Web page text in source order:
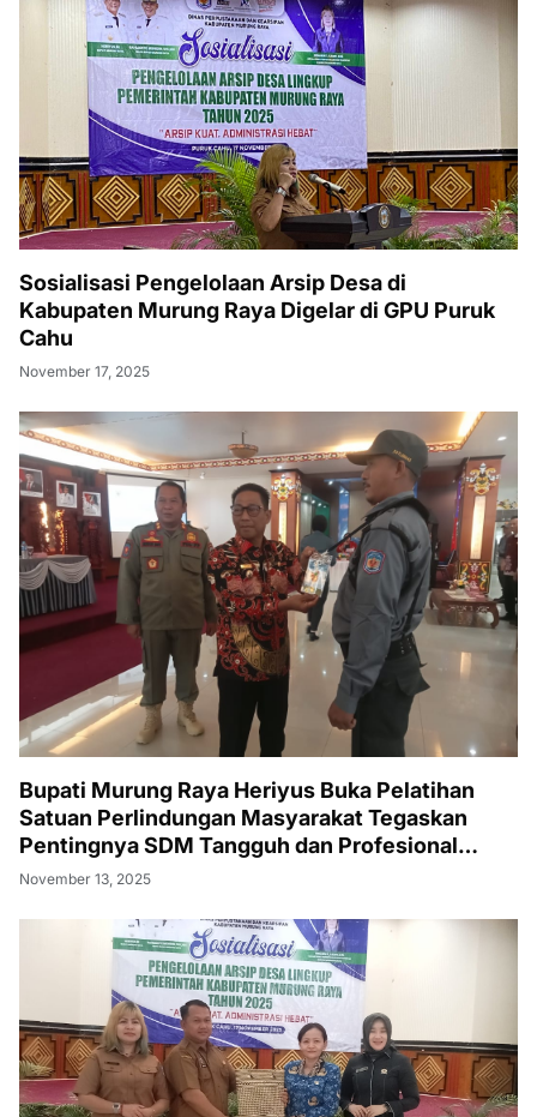
Sosialisasi Pengelolaan Arsip Desa di
Kabupaten Murung Raya Digelar di GPU Puruk
Cahu
November 17, 2025
Bupati Murung Raya Heriyus Buka Pelatihan
Satuan Perlindungan Masyarakat Tegaskan
Pentingnya SDM Tangguh dan Profesional
Hadapi Tantangan Keamanan Daerah
November 13, 2025